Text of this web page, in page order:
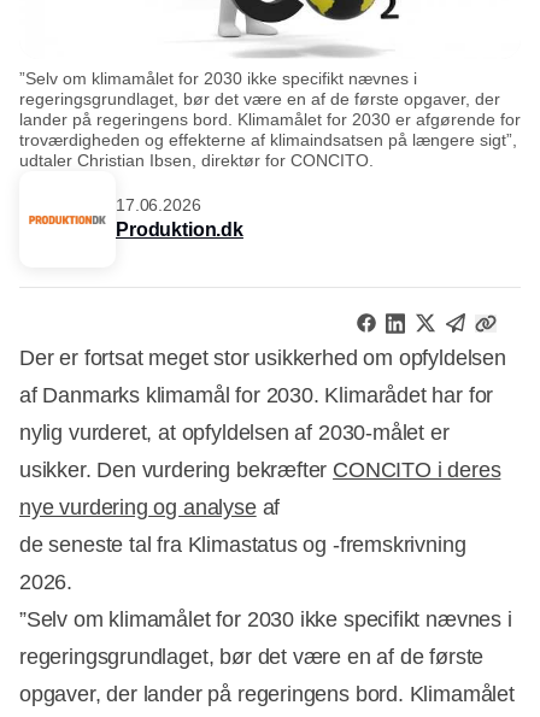
”Selv om klimamålet for 2030 ikke specifikt nævnes i
regeringsgrundlaget, bør det være en af de første opgaver, der
lander på regeringens bord. Klimamålet for 2030 er afgørende for
troværdigheden og effekterne af klimaindsatsen på længere sigt”,
udtaler Christian Ibsen, direktør for CONCITO.
17.06.2026
Produktion.dk
Der er fortsat meget stor usikkerhed om opfyldelsen
af Danmarks klimamål for 2030. Klimarådet har for
nylig vurderet, at opfyldelsen af 2030-målet er
usikker. Den vurdering bekræfter CONCITO i deres
nye vurdering og analyseaf
de seneste tal fra Klimastatus og -fremskrivning
2026.
”Selv om klimamålet for 2030 ikke specifikt nævnes i
regeringsgrundlaget, bør det være en af de første
opgaver, der lander på regeringens bord. Klimamålet